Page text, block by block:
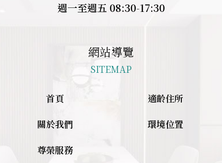
週一至週五 08:30-17:30
網站導覽
SITEMAP
首頁
關於我們
尊榮服務
適齡住所
環境位置